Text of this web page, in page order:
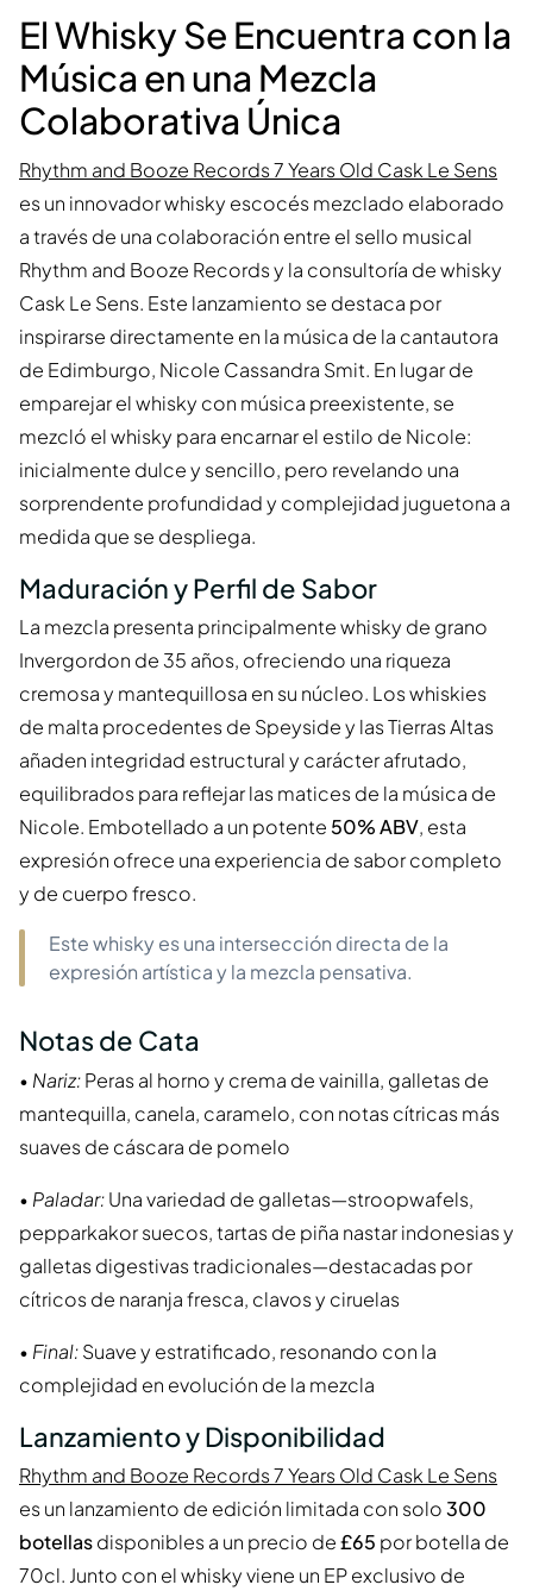
El Whisky Se Encuentra con la
Música en una Mezcla
Colaborativa Única
Rhythm and Booze Records 7 Years Old Cask Le Sens
es un innovador whisky escocés mezclado elaborado
a través de una colaboración entre el sello musical
Rhythm and Booze Records y la consultoría de whisky
Cask Le Sens. Este lanzamiento se destaca por
inspirarse directamente en la música de la cantautora
de Edimburgo, Nicole Cassandra Smit. En lugar de
emparejar el whisky con música preexistente, se
mezcló el whisky para encarnar el estilo de Nicole:
inicialmente dulce y sencillo, pero revelando una
sorprendente profundidad y complejidad juguetona a
medida que se despliega.
Maduración y Perfil de Sabor
La mezcla presenta principalmente whisky de grano
Invergordon de 35 años, ofreciendo una riqueza
cremosa y mantequillosa en su núcleo. Los whiskies
de malta procedentes de Speyside y las Tierras Altas
añaden integridad estructural y carácter afrutado,
equilibrados para reflejar las matices de la música de
Nicole. Embotellado a un potente 50% ABV, esta
expresión ofrece una experiencia de sabor completo
y de cuerpo fresco.
Este whisky es una intersección directa de la
expresión artística y la mezcla pensativa.
Notas de Cata
• Nariz:Peras al horno y crema de vainilla, galletas de
mantequilla, canela, caramelo, con notas cítricas más
suaves de cáscara de pomelo
• Paladar:Una variedad de galletas—stroopwafels,
pepparkakor suecos, tartas de piña nastar indonesias y
galletas digestivas tradicionales—destacadas por
cítricos de naranja fresca, clavos y ciruelas
• Final:Suave y estratificado, resonando con la
complejidad en evolución de la mezcla
Lanzamiento y Disponibilidad
Rhythm and Booze Records 7 Years Old Cask Le Sens
es un lanzamiento de edición limitada con solo300
botellasdisponibles a un precio de£65 por botella de
70cl. Junto con el whisky viene un EP exclusivo de